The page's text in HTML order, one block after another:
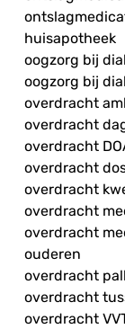
huisapotheek
oogzorg bij
oogzorg bij
overdracht
overdracht
overdracht
overdracht
overdracht
overdracht
overdracht
ouderen
overdracht
overdracht
overdracht